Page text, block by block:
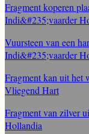
Fragment koperen
Indi&#235;vaarder
Vuursteen van een
Indi&#235;vaarder
Fragment kan uit het
Vliegend Hart
Fragment van zilver
Hollandia